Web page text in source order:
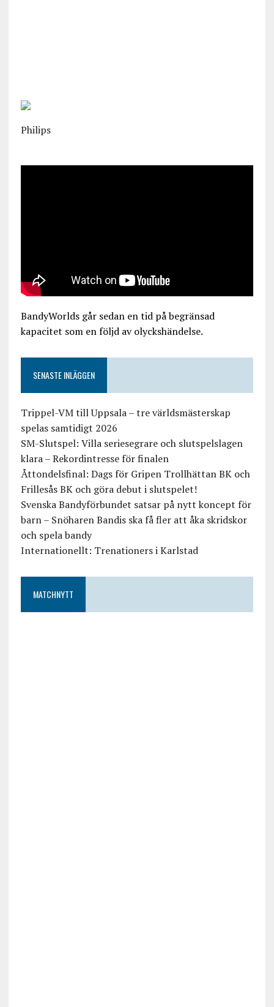
Philips
BandyWorlds går sedan en tid på begränsad
kapacitet som en följd av olyckshändelse.
SENASTE INLÄGGEN
Trippel-VM till Uppsala – tre världsmästerskap
spelas samtidigt 2026
SM-Slutspel: Villa seriesegrare och slutspelslagen
klara – Rekordintresse för finalen
Åttondelsfinal: Dags för Gripen Trollhättan BK och
Frillesås BK och göra debut i slutspelet!
Svenska Bandyförbundet satsar på nytt koncept för
barn – Snöharen Bandis ska få fler att åka skridskor
och spela bandy
Internationellt: Trenationers i Karlstad
MATCHNYTT